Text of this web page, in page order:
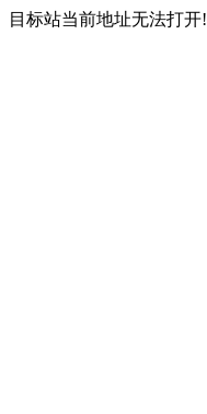
目标站当前地址无法打开!